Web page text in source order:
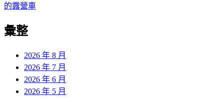
導
覽
的露營車
彙整
2026 年 8 月
2026 年 7 月
2026 年 6 月
2026 年 5 月